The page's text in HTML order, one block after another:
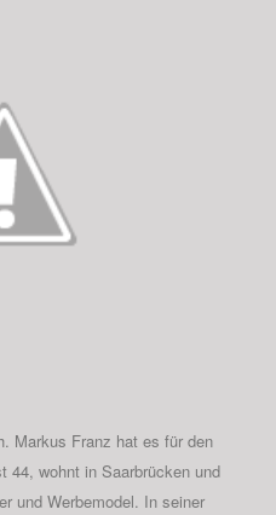
Markus Franz hat es für den
44, wohnt in Saarbrücken und
und Werbemodel. In seiner